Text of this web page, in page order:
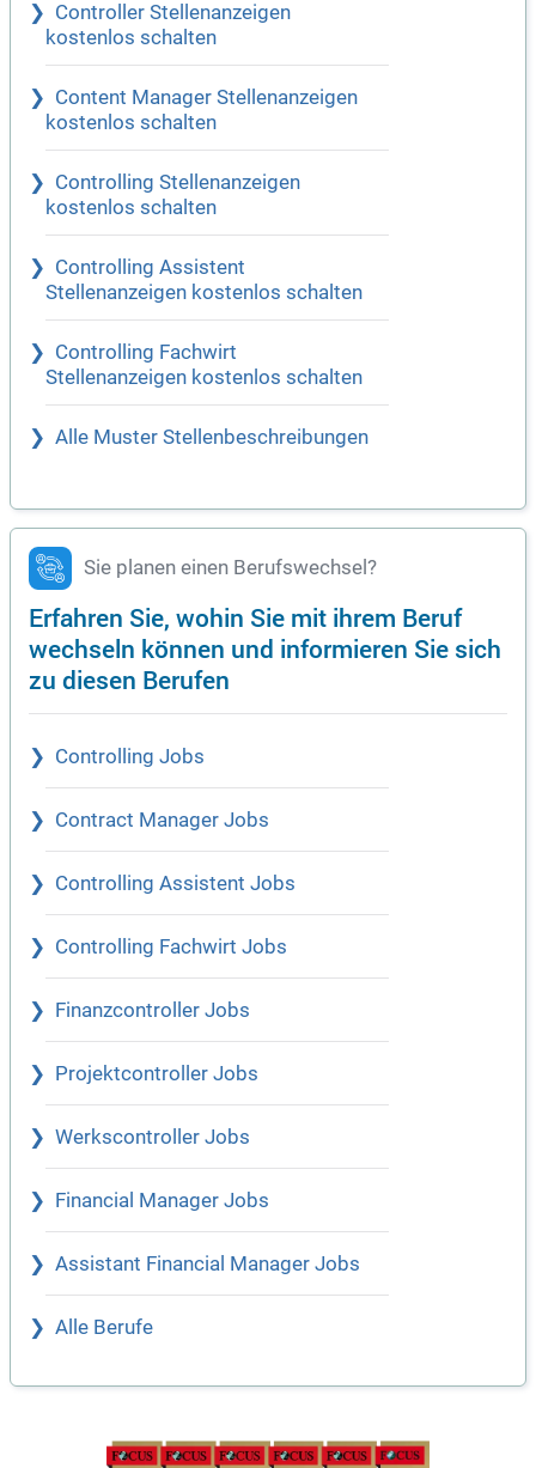
Controller Stellenanzeigen
kostenlos schalten
Content Manager Stellenanzeigen
kostenlos schalten
Controlling Stellenanzeigen
kostenlos schalten
Controlling Assistent
Stellenanzeigen kostenlos schalten
Controlling Fachwirt
Stellenanzeigen kostenlos schalten
Alle Muster Stellenbeschreibungen
Sie planen einen Berufswechsel?
Erfahren Sie, wohin Sie mit ihrem Beruf
wechseln können und informieren Sie sich
zu diesen Berufen
Controlling Jobs
Contract Manager Jobs
Controlling Assistent Jobs
Controlling Fachwirt Jobs
Finanzcontroller Jobs
Projektcontroller Jobs
Werkscontroller Jobs
Financial Manager Jobs
Assistant Financial Manager Jobs
Alle Berufe